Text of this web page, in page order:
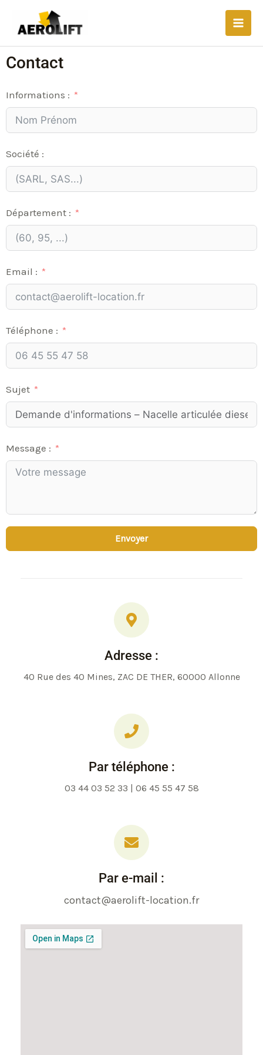
contenu
Main
Contact
Informations :
Société :
Département :
Email :
Téléphone :
Sujet
Message :
Envoyer
Adresse :
40 Rue des 40 Mines, ZAC DE THER, 60000 Allonne
Par téléphone :
03 44 03 52 33 | 06 45 55 47 58
Par e-mail :
contact@aerolift-location.fr